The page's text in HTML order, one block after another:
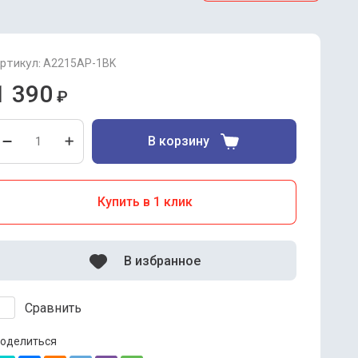
A2215AP-1BK
390 ₽
В корзину
Купить в 1 клик
Сравнить
В избранное